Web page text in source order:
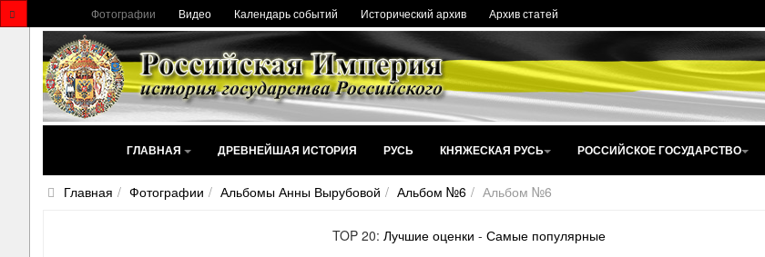
Фотографии Видео Календарь событий Исторический архив Архив статей
ГЛАВНАЯ ДРЕВНЕЙШАЯ ИСТОРИЯ РУСЬ КНЯЖЕСКАЯ РУСЬ РОССИЙСКОЕ ГОСУДАРСТВО
Главная Фотографии Альбомы Анны Вырубовой Альбом №6 Альбом №6
TOP 20:Лучшие оценки -Самые популярные